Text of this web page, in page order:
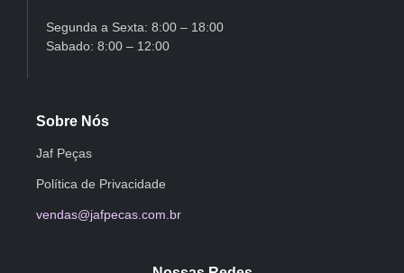
Segunda a Sexta: 8:00 – 18:00
Sabado: 8:00 – 12:00
Sobre Nós
Jaf Peças
Política de Privacidade
vendas@jafpecas.com.br